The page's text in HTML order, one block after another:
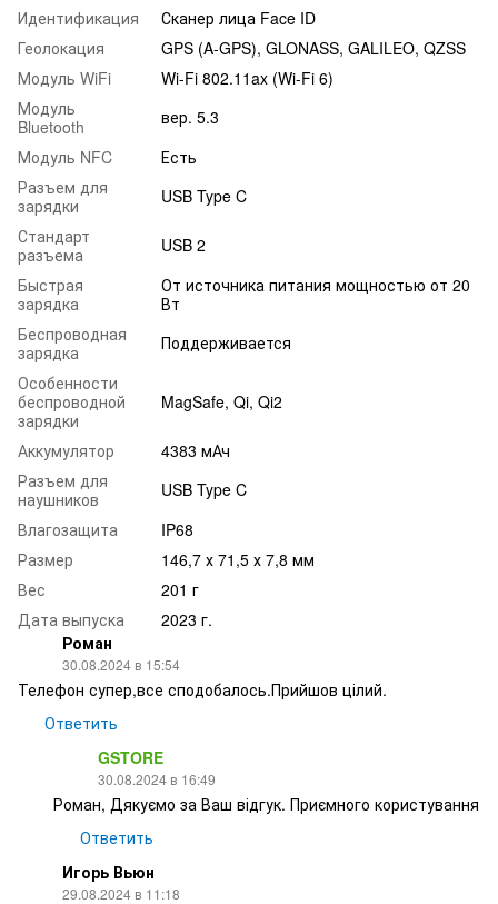
Идентификация
Сканер лица Face ID
Геолокация
GPS (A-GPS), GLONASS, GALILEO, QZSS
Модуль WiFi
Wi-Fi 802.11ax (Wi-Fi 6)
Модуль
Bluetooth
вер. 5.3
Модуль NFC
Есть
Разъем для
зарядки
USB Type C
Стандарт
разъема
USB 2
Быстрая
зарядка
От источника питания мощностью от 20
Вт
Беспроводная
зарядка
Поддерживается
Особенности
беспроводной
зарядки
MagSafe, Qi, Qi2
Аккумулятор
4383 мАч
Разъем для
наушников
USB Type C
Влагозащита
IP68
Размер
146,7 х 71,5 х 7,8 мм
Вес
201 г
Дата выпуска
2023 г.
Роман
30.08.2024 в 15:54
Телефон супер,все сподобалось.Прийшов цілий.
Ответить
GSTORE
30.08.2024 в 16:49
Роман, Дякуємо за Ваш відгук. Приємного користування
Ответить
Игорь Вьюн
29.08.2024 в 11:18